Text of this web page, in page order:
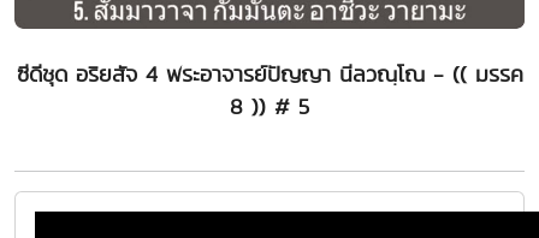
ซีดีชุด อริยสัจ 4 พระอาจารย์ปัญญา นีลวณฺโณ - (( มรรค
8 )) # 5